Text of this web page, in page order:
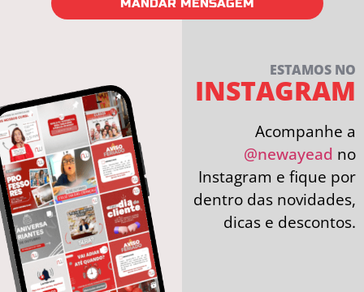
MANDAR MENSAGEM
ESTAMOS NO
INSTAGRAM
Acompanhe a
@newayead no
Instagram e fique por
dentro das novidades,
dicas e descontos.